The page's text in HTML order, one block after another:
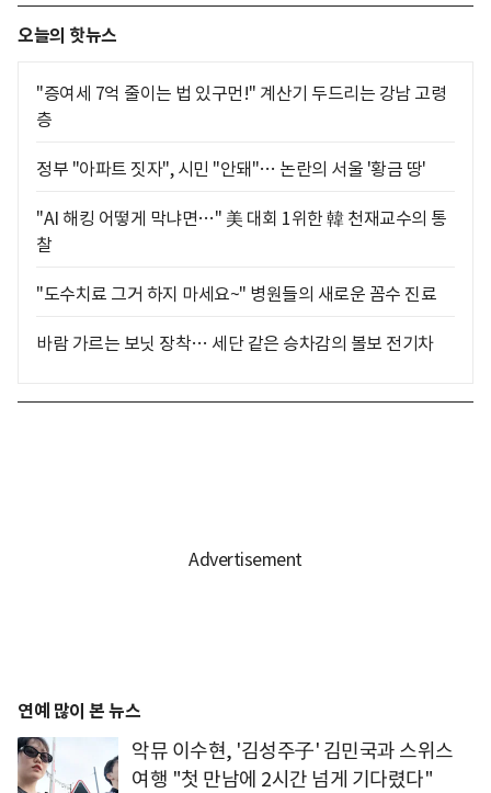
오늘의 핫뉴스
"증여세 7억 줄이는 법 있구먼!" 계산기 두드리는 강남 고령
층
정부 "아파트 짓자", 시민 "안돼"… 논란의 서울 '황금 땅'
"AI 해킹 어떻게 막냐면…" 美 대회 1위한 韓 천재교수의 통
찰
"도수치료 그거 하지 마세요~" 병원들의 새로운 꼼수 진료
바람 가르는 보닛 장착… 세단 같은 승차감의 볼보 전기차
연예 많이 본 뉴스
악뮤 이수현, '김성주子' 김민국과 스위스
여행 "첫 만남에 2시간 넘게 기다렸다"